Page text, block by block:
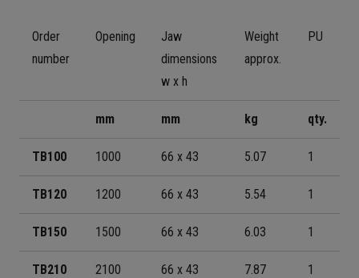
Order
number
Opening
Jaw
dimensions
w x h
Weight
approx.
PU
mm mm kg qty.
TB100 1000 66 x 43 5.07 1
TB120 1200 66 x 43 5.54 1
TB150 1500 66 x 43 6.03 1
TB210 2100 66 x 43 7.87 1